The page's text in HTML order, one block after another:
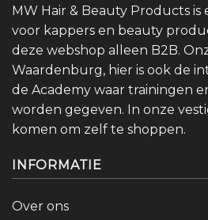
MW Hair & Beauty Products is
voor kappers en beauty
deze webshop alleen B2B.
Waardenburg, hier is ook de
de Academy waar trainingen
worden gegeven. In onze
komen om zelf te shoppen.
INFORMATIE
Over ons